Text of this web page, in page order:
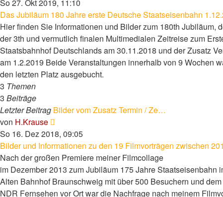
So 27. Okt 2019, 11:10
Das Jubiläum 180 Jahre erste Deutsche Staatseisenbahn
Hier finden Sie Informationen und Bilder zum 180th Jubiläum,
der 3th und vermutlich finalen Multimedialen Zeitreise zum
Staatsbahnhof Deutschlands am 30.11.2018 und der Zusatz
am 1.2.2019 Beide Veranstaltungen innerhalb von 9 Wochen
den letzten Platz ausgebucht.
3 Themen
3 Beiträge
Letzter Beitrag Bilder vom Zusatz Termin / Ze…
von H.Krause
Beitrag
So 16. Dez 2018, 09:05
Bilder und Informationen zu den 19 Filmvorträgen zwischen
Nach der großen Premiere meiner Filmcollage
im Dezember 2013 zum Jubiläum 175 Jahre Staatseisenbahn
Alten Bahnhof Braunschweig mit über 500 Besuchern und dem
NDR Fernsehen vor Ort war die Nachfrage nach meinem